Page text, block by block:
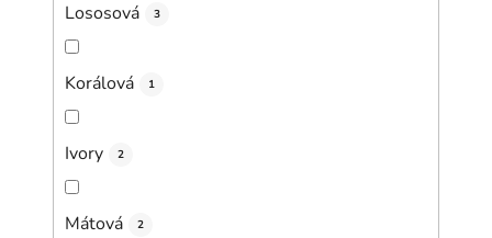
Lososová 3
Korálová 1
Ivory 2
Mátová 2